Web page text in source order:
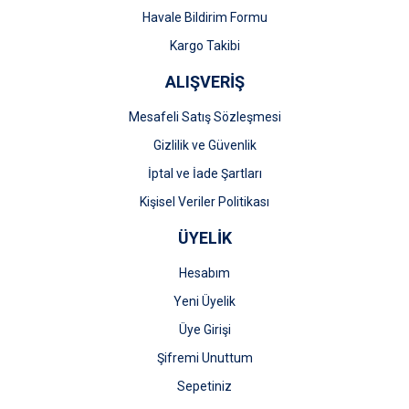
Gönder
Havale Bildirim Formu
Kargo Takibi
ALIŞVERİŞ
Mesafeli Satış Sözleşmesi
Gizlilik ve Güvenlik
İptal ve İade Şartları
Kişisel Veriler Politikası
ÜYELİK
Hesabım
Yeni Üyelik
Üye Girişi
Şifremi Unuttum
Sepetiniz